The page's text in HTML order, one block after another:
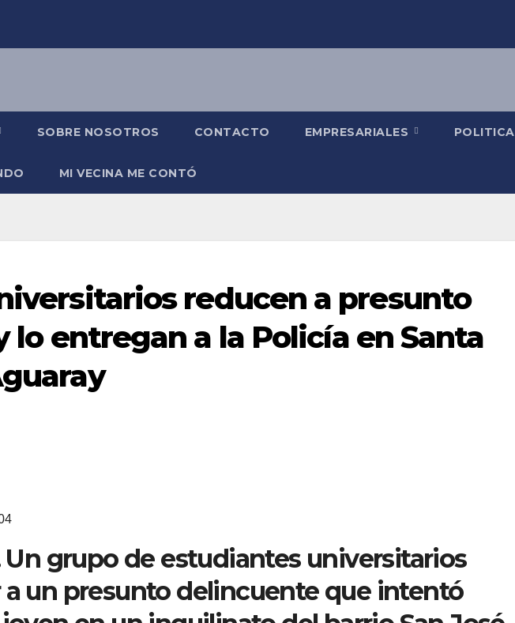
SOBRE NOSOTROS CONTACTO EMPRESARIALES POLITICA
MI VECINA ME CONTÓ
reducen a presunto
lo entregan a la Policía en Santa
Un grupo de estudiantes universitarios
un presunto delincuente que intentó